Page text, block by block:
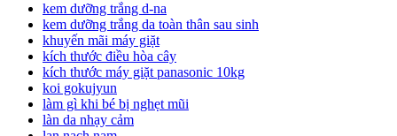
kem dưỡng trắng d-na
kem dưỡng trắng da toàn thân sau sinh
khuyến mãi máy giặt
kích thước điều hòa cây
kích thước máy giặt panasonic 10kg
koi gokujyun
làm gì khi bé bị nghẹt mũi
làn da nhạy cảm